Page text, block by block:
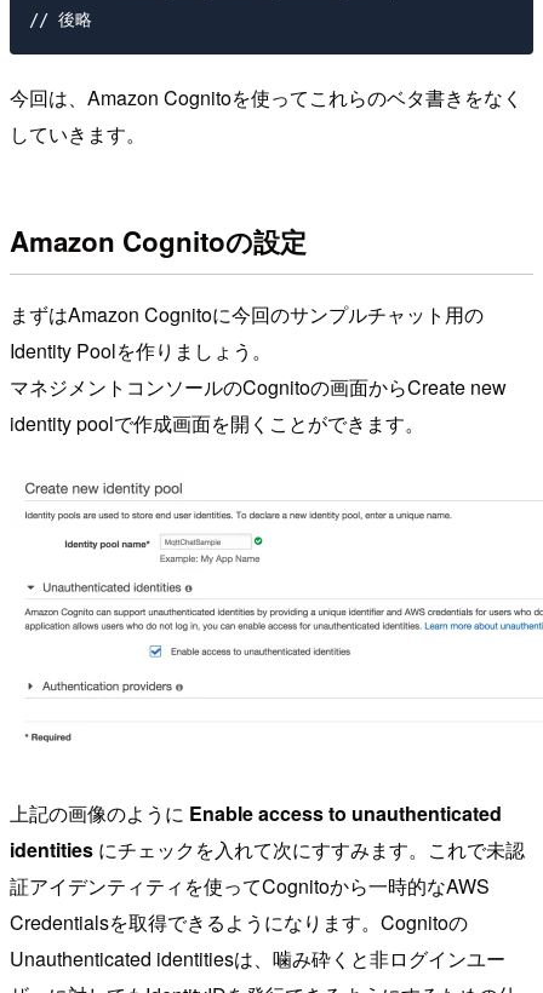
今回は、Amazon Cognitoを使ってこれらのベタ書きをなく
していきます。
Amazon Cognitoの設定
まずはAmazon Cognitoに今回のサンプルチャット用の
Identity Poolを作りましょう。
マネジメントコンソールのCognitoの画面からCreate new
identity poolで作成画面を開くことができます。
上記の画像のように Enable access to unauthenticated
identities にチェックを入れて次にすすみます。これで未認
証アイデンティティを使ってCognitoから一時的なAWS
Credentialsを取得できるようになります。Cognitoの
Unauthenticated identitiesは、噛み砕くと非ログインユー